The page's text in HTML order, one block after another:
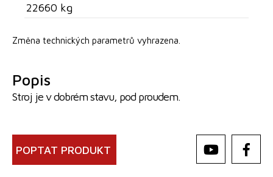
22660 kg
Změna technických parametrů vyhrazena.
Popis
Stroj je v dobrém stavu, pod proudem.
POPTAT PRODUKT